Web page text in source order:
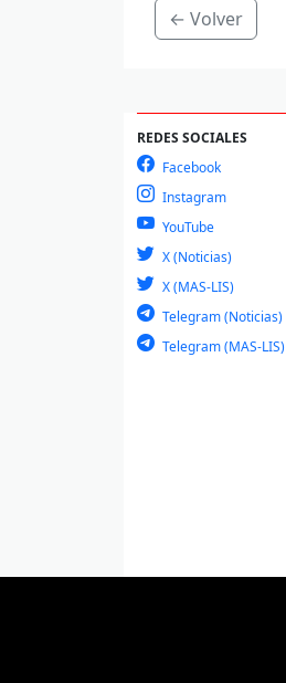
← Volver
REDES SOCIALES
Facebook
Instagram
YouTube
X (Noticias)
X (MAS-LIS)
Telegram (Noticias)
Telegram (MAS-LIS)